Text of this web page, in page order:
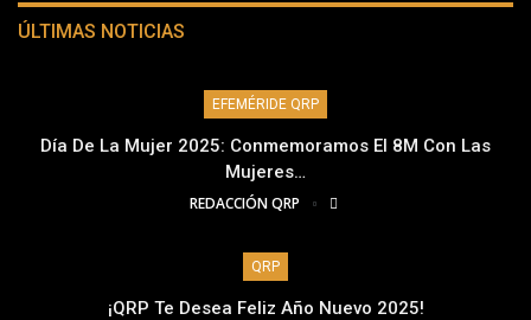
ÚLTIMAS NOTICIAS
EFEMÉRIDE QRP
Día De La Mujer 2025: Conmemoramos El 8M Con Las
Mujeres…
REDACCIÓN QRP
QRP
¡QRP Te Desea Feliz Año Nuevo 2025!